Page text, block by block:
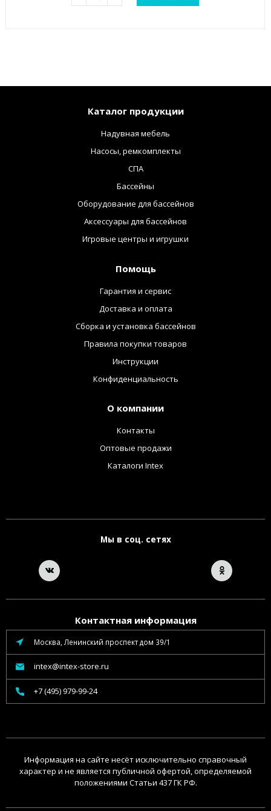
Каталог продукции
Надувная мебель
Насосы, ремкомплекты
СПА
Бассейны
Оборудование для бассейнов
Аксессуары для бассейнов
Игровые центры и игрушки
Помощь
Гарантия и сервис
Доставка и оплата
Сборка и установка бассейнов
Правила покупки товаров
Инструкции
Конфиденциальность
О компании
Контакты
Оптовые продажи
Каталоги Intex
Мы в соц. сетях
Контактная информация
Москва, Ленинский проспект дом 39/1
intex@intex-store.ru
+7 (495) 979-99-24
Информация на сайте несёт исключительно справочный
характер и не является публичной офертой, определяемой
положениями Статьи 437 ГК РФ.